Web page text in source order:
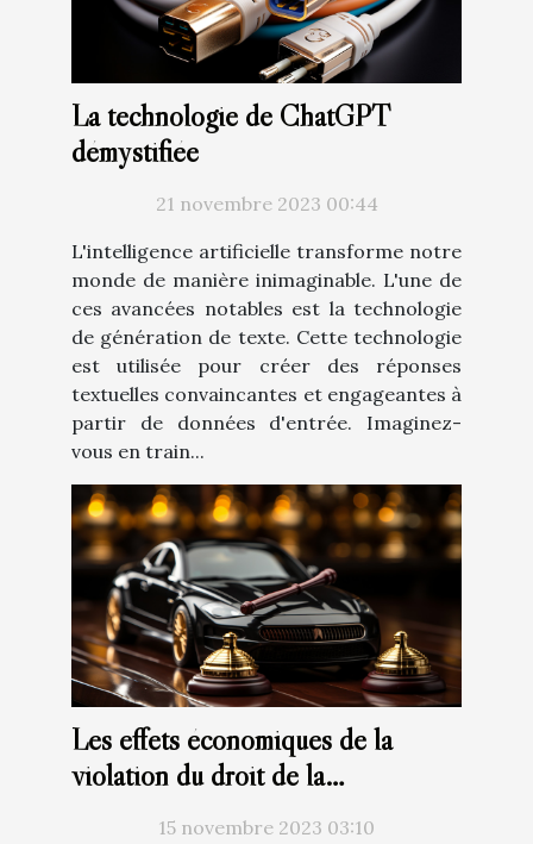
La technologie de ChatGPT
démystifiée
21 novembre 2023 00:44
L'intelligence artificielle transforme notre
monde de manière inimaginable. L'une de
ces avancées notables est la technologie
de génération de texte. Cette technologie
est utilisée pour créer des réponses
textuelles convaincantes et engageantes à
partir de données d'entrée. Imaginez-
vous en train...
Les effets économiques de la
violation du droit de la
concurrence: Analyse du marché
15 novembre 2023 03:10